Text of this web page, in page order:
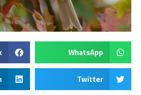
WhatsApp
Twitter